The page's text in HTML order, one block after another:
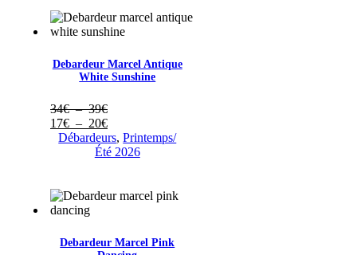
Debardeur Marcel Antique
White Sunshine
34€ – 39€Plage
de
prix :
34€
17€ – 20€Plage
de
prix :
20€
Débardeurs,Printemps/
Été 2026
Debardeur Marcel Pink